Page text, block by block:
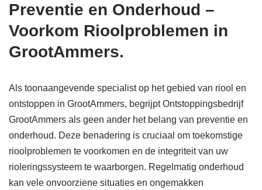
Preventie en Onderhoud –
Voorkom Rioolproblemen in
GrootAmmers.
Als toonaangevende specialist op het gebied van riool en
ontstoppen in GrootAmmers, begrijpt Ontstoppingsbedrijf
GrootAmmers als geen ander het belang van preventie en
onderhoud. Deze benadering is cruciaal om toekomstige
rioolproblemen te voorkomen en de integriteit van uw
rioleringssysteem te waarborgen. Regelmatig onderhoud
kan vele onvoorziene situaties en ongemakken